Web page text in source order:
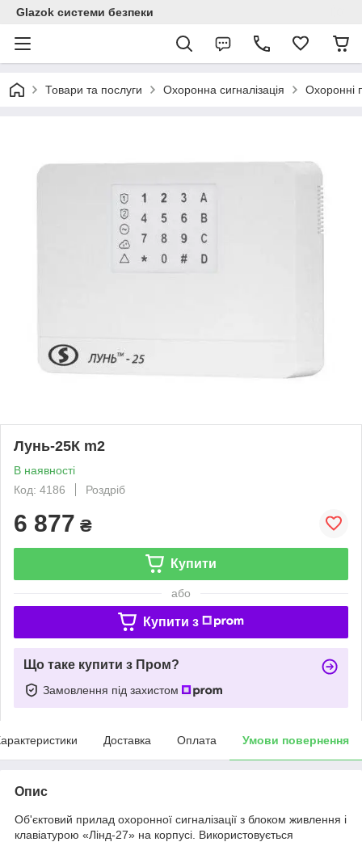
Glazok системи безпеки
Товари та послуги Охоронна сигналізація Охоронні
Лунь-25К m2
В наявності
Код: 4186
Роздріб
6 877 ₴
Купити
або
Купити з
Що таке купити з Пром?
Замовлення під захистом
Доставка Оплата Умови повернення
Опис
Об'єктовий прилад охоронної сигналізації з блоком живлення і
клавіатурою «Лінд-27» на корпусі. Використовується